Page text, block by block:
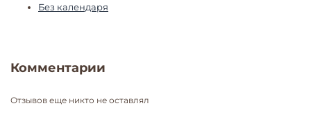
Без календаря
Комментарии
Отзывов еще никто не оставлял